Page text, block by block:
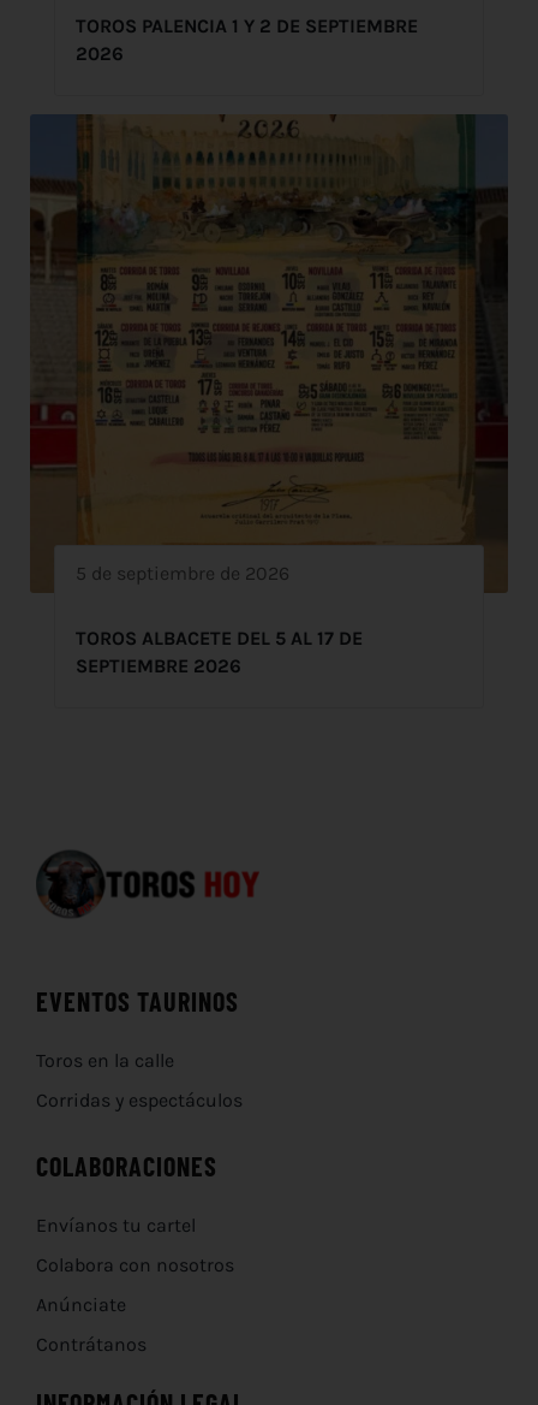
TOROS PALENCIA 1 Y 2 DE SEPTIEMBRE
2026
5 de septiembre de 2026
TOROS ALBACETE DEL 5 AL 17 DE
SEPTIEMBRE 2026
EVENTOS TAURINOS
Toros en la calle
Corridas y espectáculos
COLABORACIONES
Envíanos tu cartel
Colabora con nosotros
Anúnciate
Contrátanos